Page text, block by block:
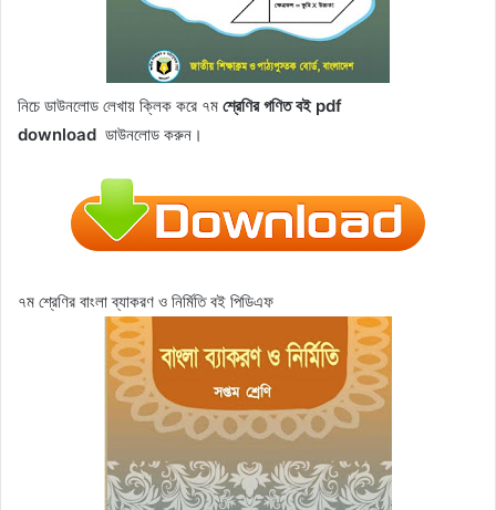
নিচে ডাউনলোড লেখায় ক্লিক করে ৭ম শ্রেণিরগণিতবই pdf
download ডাউনলোড করুন।
৭ম শ্রেণির বাংলা ব্যাকরণ ও নির্মিতি বই পিডিএফ